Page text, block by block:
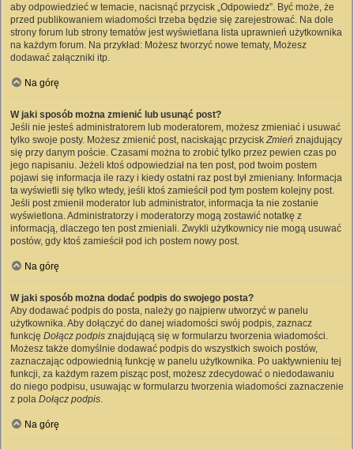
aby odpowiedzieć w temacie, nacisnąć przycisk „Odpowiedz”. Być może, że
przed publikowaniem wiadomości trzeba będzie się zarejestrować. Na dole
strony forum lub strony tematów jest wyświetlana lista uprawnień użytkownika
na każdym forum. Na przykład: Możesz tworzyć nowe tematy, Możesz
dodawać załączniki itp.
Na górę
W jaki sposób można zmienić lub usunąć post?
Jeśli nie jesteś administratorem lub moderatorem, możesz zmieniać i usuwać
tylko swoje posty. Możesz zmienić post, naciskając przyciskZmień znajdujący
się przy danym poście. Czasami można to zrobić tylko przez pewien czas po
jego napisaniu. Jeżeli ktoś odpowiedział na ten post, pod twoim postem
pojawi się informacja ile razy i kiedy ostatni raz post był zmieniany. Informacja
ta wyświetli się tylko wtedy, jeśli ktoś zamieścił pod tym postem kolejny post.
Jeśli post zmienił moderator lub administrator, informacja ta nie zostanie
wyświetlona. Administratorzy i moderatorzy mogą zostawić notatkę z
informacją, dlaczego ten post zmieniali. Zwykli użytkownicy nie mogą usuwać
postów, gdy ktoś zamieścił pod ich postem nowy post.
Na górę
W jaki sposób można dodać podpis do swojego posta?
Aby dodawać podpis do posta, należy go najpierw utworzyć w panelu
użytkownika. Aby dołączyć do danej wiadomości swój podpis, zaznacz
funkcję Dołącz podpis znajdującą się w formularzu tworzenia wiadomości.
Możesz także domyślnie dodawać podpis do wszystkich swoich postów,
zaznaczając odpowiednią funkcję w panelu użytkownika. Po uaktywnieniu tej
funkcji, za każdym razem pisząc post, możesz zdecydować o niedodawaniu
do niego podpisu, usuwając w formularzu tworzenia wiadomości zaznaczenie
z pola Dołącz podpis.
Na górę